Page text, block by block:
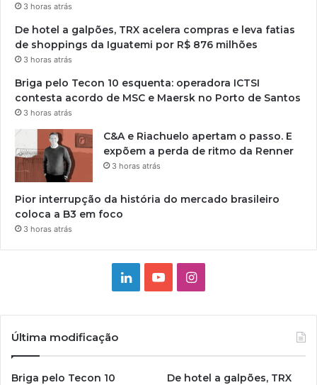
3 horas atrás
De hotel a galpões, TRX acelera compras e leva fatias
de shoppings da Iguatemi por R$ 876 milhões
3 horas atrás
Briga pelo Tecon 10 esquenta: operadora ICTSI
contesta acordo de MSC e Maersk no Porto de Santos
3 horas atrás
C&A e Riachuelo apertam o passo. E
expõem a perda de ritmo da Renner
3 horas atrás
Pior interrupção da história do mercado brasileiro
coloca a B3 em foco
3 horas atrás
LinkedinYouTubeInstagram
Última modificação
Briga pelo Tecon 10
De hotel a galpões, TRX